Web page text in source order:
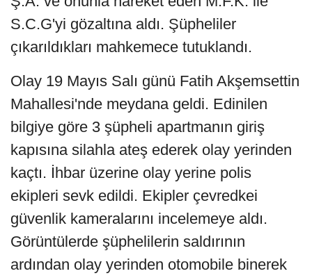
S.C.G'yi gözaltına aldı. Şüpheliler
çıkarıldıkları mahkemece tutuklandı.
Olay 19 Mayıs Salı günü Fatih Akşemsettin
Mahallesi'nde meydana geldi. Edinilen
bilgiye göre 3 şüpheli apartmanın giriş
kapısına silahla ateş ederek olay yerinden
kaçtı. İhbar üzerine olay yerine polis
ekipleri sevk edildi. Ekipler çevredkei
güvenlik kameralarını incelemeye aldı.
Görüntülerde şüphelilerin saldırının
ardından olay yerinden otomobile binerek